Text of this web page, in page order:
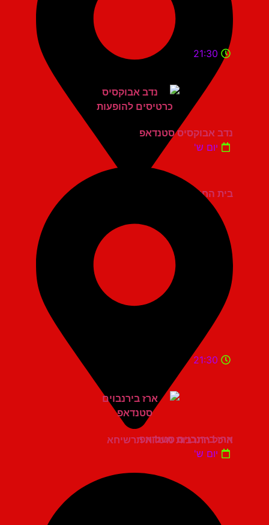
בית החייל תל אביב
21:30
נדב אבוקסיס סטנדאפ
יום ש'
היכל התרבות מעלות תרשיחא
21:30
ארז בירנבוים סטנדאפ
יום ש'